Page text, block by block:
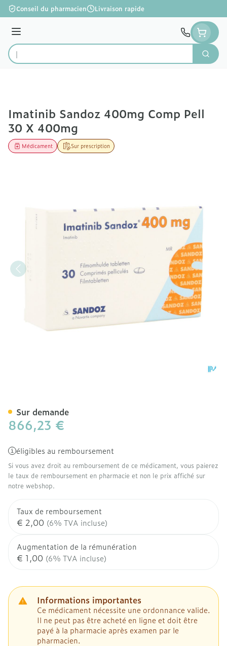
Aller au contenu
Conseil du pharmacien Livraison rapide
Menu
Rechercher
Imatinib Sandoz 400mg Comp Pell
30 X 400mg
Sur prescription
Médicament
866,23 €
éligibles au remboursement
Si vous avez droit au remboursement de ce médicament, vous paierez
le taux de remboursement en pharmacie et non le prix affiché sur
notre webshop.
Taux de remboursement
€ 2,00 (6% TVA incluse)
Augmentation de la rémunération
€ 1,00 (6% TVA incluse)
Informations importantes
Ce médicament nécessite une ordonnance valide.
Il ne peut pas être acheté en ligne et doit être
payé à la pharmacie après examen par le
pharmacien.
Sur demande